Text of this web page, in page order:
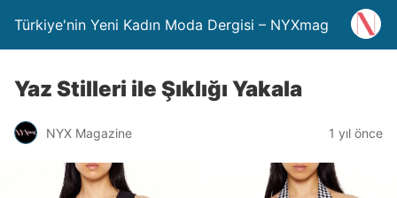
Türkiye'nin Yeni Kadın Moda Dergisi – NYXmag
Yaz Stilleri ile Şıklığı Yakala
NYX Magazine 1 yıl önce